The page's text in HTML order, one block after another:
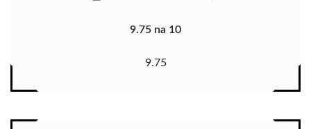
9.75 na 10
9.75